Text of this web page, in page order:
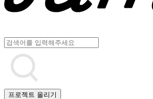
프로젝트 올리기